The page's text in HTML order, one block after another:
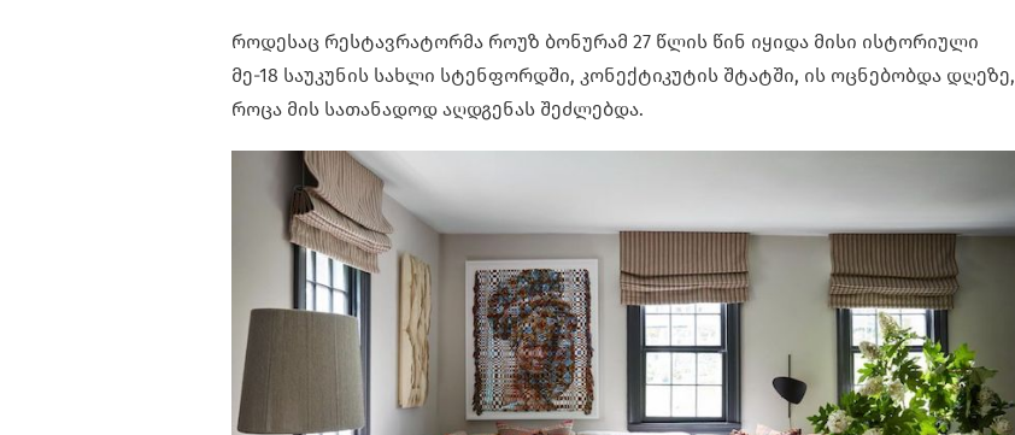
როდესაც რესტავრატორმა როუზ ბონურამ 27 წლის წინ იყიდა მისი ისტორიული
მე-18 საუკუნის სახლი სტენფორდში, კონექტიკუტის შტატში, ის ოცნებობდა დღეზე,
როცა მის სათანადოდ აღდგენას შეძლებდა.